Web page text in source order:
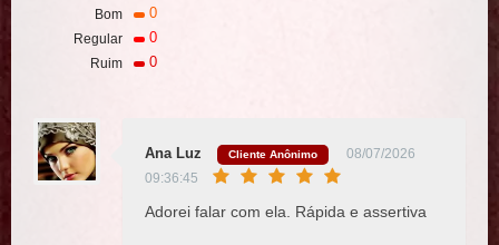
Bom 0
Regular 0
Ruim 0
Ana Luz Cliente Anônimo
08/07/2026
09:36:45
Adorei falar com ela. Rápida e assertiva